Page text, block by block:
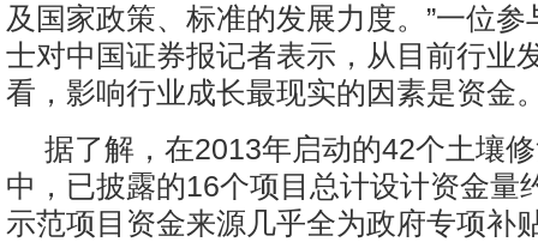
及国家政策、标准的发展力度。”一位
士对中国证券报记者表示，从目前行业
看，影响行业成长最现实的因素是资金
据了解，在2013年启动的42个土壤
中，已披露的16个项目总计设计资金量
示范项目资金来源几乎全为政府专项补